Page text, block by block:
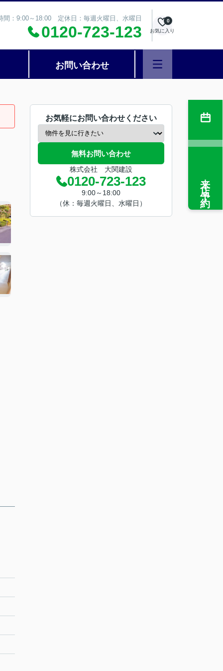
間：9:00～18:00 定休日：毎週火曜日、水曜日
0120-723-123 お気に入り
0
お問い合わせ
お気軽にお問い合わせください
無料お問い合わせ
株式会社 大関建設
0120-723-123
9:00～18:00
（休：毎週火曜日、水曜日）
来店予約